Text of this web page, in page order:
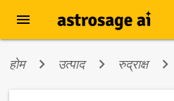
menu
होम उत्पाद रुद्राक्ष